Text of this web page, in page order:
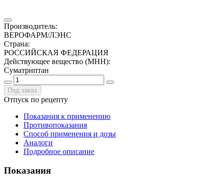
Производитель:
ВЕРОФАРМ/ЛЭНС
Страна:
РОССИЙСКАЯ ФЕДЕРАЦИЯ
Действующее вещество (МНН):
Суматриптан
Под заказ
Отпуск по рецепту
Показания к применению
Противопоказания
Способ применения и дозы
Аналоги
Подробное описание
Показания